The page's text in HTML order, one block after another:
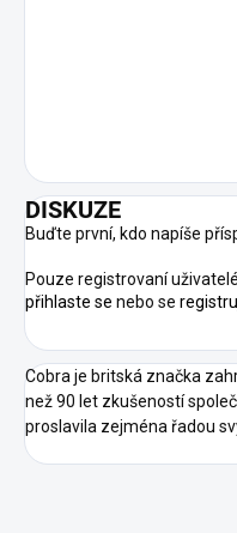
DISKUZE
Buďte první, kdo napíše
Pouze registrovaní
přihlaste se nebo se
Cobra je britská značka
než 90 let zkušeností
proslavila zejména řadou